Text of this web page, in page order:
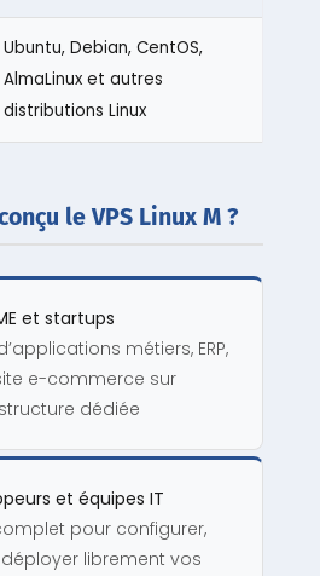
Ubuntu, Debian, CentOS,
AlmaLinux et autres
distributions Linux
le VPS Linux M ?
et startups
métiers, ERP,
e-commerce sur
dédiée
et équipes IT
pour configurer,
librement vos